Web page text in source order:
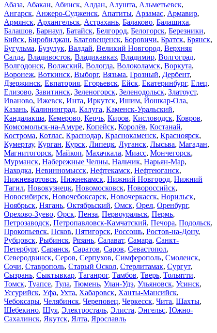
Абаза, Абакан, Абинск, Алдан, Алушта, Альметьевск,
Ангарск, Анжеро-Судженск, Апатиты, Арзамас, Армавир,
Армянск, Архангельск, Астрахань, Балаково, Балашиха,
Балашов, Барнаул, Батайск, Белгород, Белогорск, Березники,
Бийск, Биробиджан, Благовещенск, Боровичи, Братск, Брянск,
Бугульма, Бузулук, Валдай, Великий Новгород, Верхняя
Салда, Владивосток, Владикавказ, Владимир, Волгоград,
Волгодонск, Волжский, Вологда, Волоколамск, Воркута,
Воронеж, Воткинск, Выборг, Вязьма, Грозный, Дербент,
Дзержинск, Евпатория, Егорьевск, Ейск, Екатеринбург, Елец,
Елизово, Завитинск, Зеленогорск, Зеленодольск, Златоуст,
Иваново, Ижевск, Инта, Иркутск, Ишим, Йошкар-Ола,
Казань, Калининград, Калуга, Каменск-Уральский,
Кандалакша, Кемерово, Керчь, Киров, Кисловодск, Ковров,
Комсомольск-на-Амуре, Копейск, Королёв, Костанай,
Кострома, Котлас, Краснодар, Краснокаменск, Красноярск,
Кумертау, Курган, Курск, Липецк, Луганск, Лысьва, Магадан,
Магнитогорск, Майкоп, Махачкала, Миасс, Мончегорск,
Мурманск, Набережные Челны, Нальчик, Нарьян-Мар,
Находка, Невинномысск, Нефтекамск, Нефтеюганск,
Нижневартовск, Нижнекамск, Нижний Новгород, Нижний
Тагил, Новокузнецк, Новомосковск, Новороссийск,
Новосибирск, Новочебоксарск, Новочеркасск, Норильск,
Ноябрьск, Нягань, Октябрьский, Омск, Орел, Оренбург,
Орехово-Зуево, Орск, Пенза, Первоуральск, Пермь,
Петрозаводск, Петропавловск-Камчатский, Печора, Подольск,
Прокопьевск, Псков, Пятигорск, Россошь, Ростов-на-Дону,
Рубцовск, Рыбинск, Рязань, Салават, Самара, Санкт-
Петербург, Саранск, Саратов, Саров, Севастопол,
Северодвинск, Серов, Серпухов, Симферополь, Смоленск,
Сочи, Ставрополь, Старый Оскол, Стерлитамак, Сургут,
Сызрань, Сыктывкар, Таганрог, Тамбов, Тверь, Тольятти,
Томск, Туапсе, Тула, Тюмень, Улан-Удэ, Ульяновск, Усинск,
Уссурийск, Уфа, Ухта, Хабаровск, Ханты-Мансийск,
Чебоксары, Челябинск, Череповец, Черкесск, Чита, Шахты,
Шебекино, Шуя, Электросталь, Элиста, Энгельс, Южно-
Сахалинск, Якутск, Ялта, Ярославль